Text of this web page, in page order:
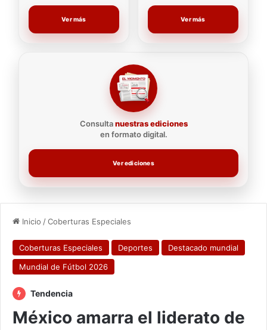
Ver más
Consultanuestras ediciones
en formato digital.
Ver ediciones
Ver más
Inicio /Coberturas Especiales
Coberturas Especiales Deportes
Destacado mundial
Mundial de Fútbol 2026
Tendencia
México amarra el liderato de